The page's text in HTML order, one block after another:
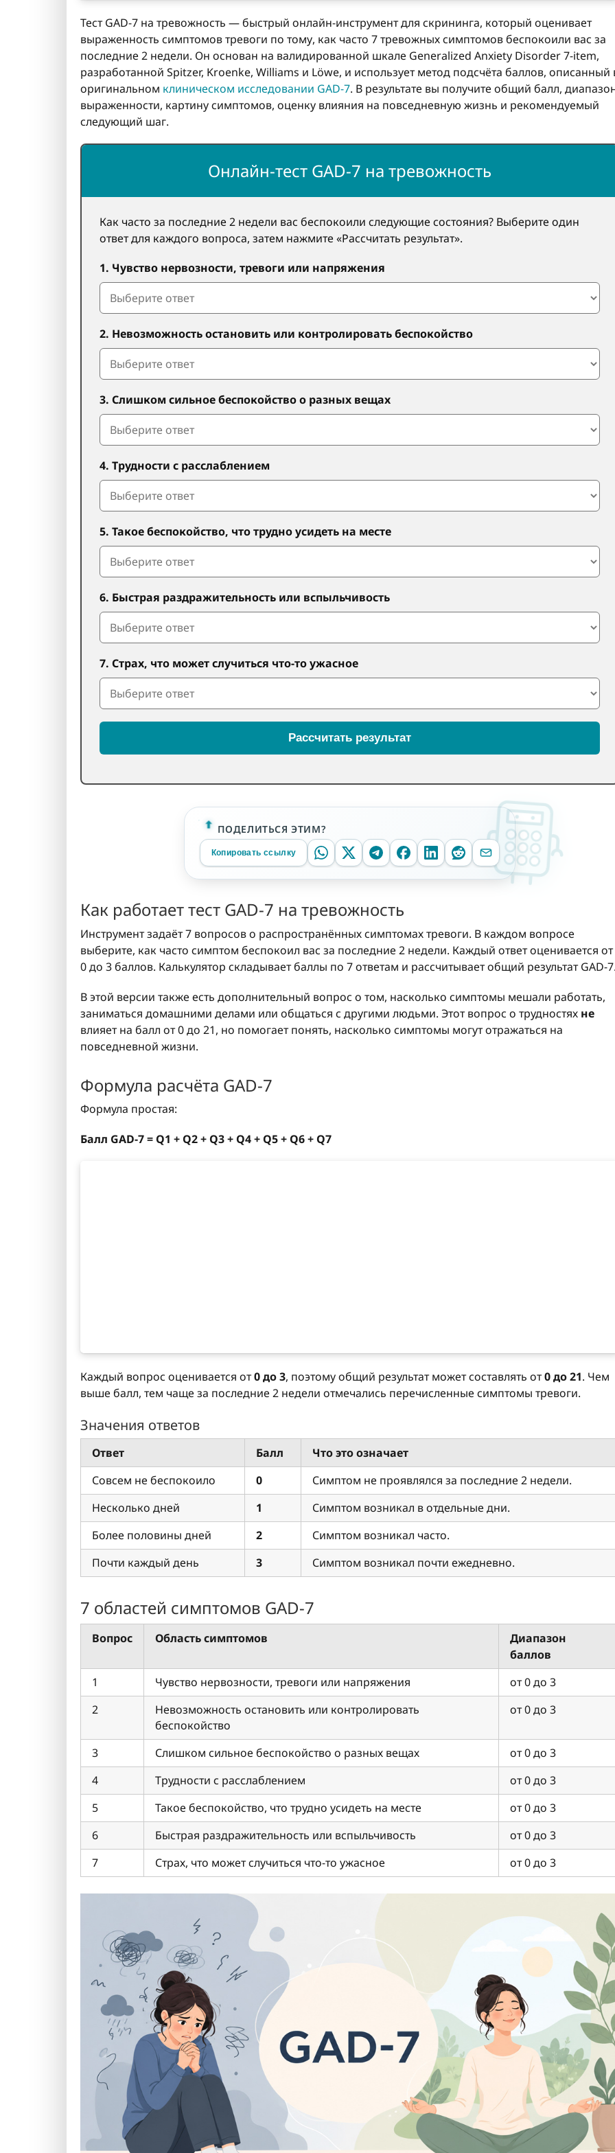
Тест GAD-7 на тревожность — быстрый онлайн-инструмент для скрининга, который оценивает
выраженность симптомов тревоги по тому, как часто 7 тревожных симптомов беспокоили вас за
последние 2 недели. Он основан на валидированной шкале Generalized Anxiety Disorder 7-item,
разработанной Spitzer, Kroenke, Williams и Löwe, и использует метод подсчёта баллов, описанный
оригинальном клиническом исследовании GAD-7. В результате вы получите общий балл,
выраженности, картину симптомов, оценку влияния на повседневную жизнь и рекомендуемый
следующий шаг.
Онлайн-тест GAD-7 на тревожность
Как часто за последние 2 недели вас беспокоили следующие состояния? Выберите один
ответ для каждого вопроса, затем нажмите «Рассчитать результат».
1. Чувство нервозности, тревоги или напряжения
2. Невозможность остановить или контролировать беспокойство
3. Слишком сильное беспокойство о разных вещах
4. Трудности с расслаблением
5. Такое беспокойство, что трудно усидеть на месте
6. Быстрая раздражительность или вспыльчивость
7. Страх, что может случиться что-то ужасное
Рассчитать результат
ПОДЕЛИТЬСЯ ЭТИМ?
Копировать ссылку
Как работает тест GAD-7 на тревожность
Инструмент задаёт 7 вопросов о распространённых симптомах тревоги. В каждом вопросе
выберите, как часто симптом беспокоил вас за последние 2 недели. Каждый ответ оценивается от
0 до 3 баллов. Калькулятор складывает баллы по 7 ответам и рассчитывает общий результат GAD-
В этой версии также есть дополнительный вопрос о том, насколько симптомы мешали работать,
заниматься домашними делами или общаться с другими людьми. Этот вопрос о трудностях не
влияет на балл от 0 до 21, но помогает понять, насколько симптомы могут отражаться на
повседневной жизни.
Формула расчёта GAD-7
Формула простая:
Балл GAD-7 = Q1 + Q2 + Q3 + Q4 + Q5 + Q6 + Q7
Каждый вопрос оценивается от0 до 3, поэтому общий результат может составлять от0 до 21. Чем
выше балл, тем чаще за последние 2 недели отмечались перечисленные симптомы тревоги.
Значения ответов
Ответ Балл
Что это означает
Совсем не беспокоило
0
Симптом не проявлялся за последние 2 недели.
Несколько дней
1
Симптом возникал в отдельные дни.
Более половины дней
2
Симптом возникал часто.
Почти каждый день
3 Симптом возникал почти ежедневно.
7 областей симптомов GAD-7
Вопрос Область симптомов
Диапазон
баллов
1
Чувство нервозности, тревоги или напряжения
от 0 до 3
2
Невозможность остановить или контролировать
беспокойство
от 0 до 3
3 Слишком сильное беспокойство о разных вещах
от 0 до 3
4
Трудности с расслаблением
от 0 до 3
5
Такое беспокойство, что трудно усидеть на месте
от 0 до 3
6
Быстрая раздражительность или вспыльчивость
от 0 до 3
7
Страх, что может случиться что-то ужасное от 0 до 3